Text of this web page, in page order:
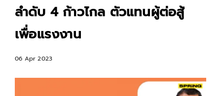
ลำดับ 4 ก้าวไกล ตัวแทนผู้ต่อสู้
เพื่อแรงงาน
06 Apr 2023